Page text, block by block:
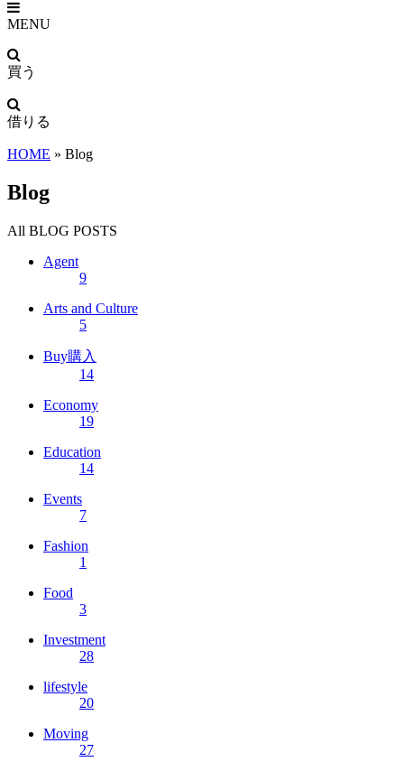
MENU
買う
借りる
HOME » Blog
Blog
All BLOG POSTS
Agent
9
Arts and Culture
5
Buy購入
14
Economy
19
Education
14
Events
7
Fashion
1
Food
3
Investment
28
lifestyle
20
Moving
27